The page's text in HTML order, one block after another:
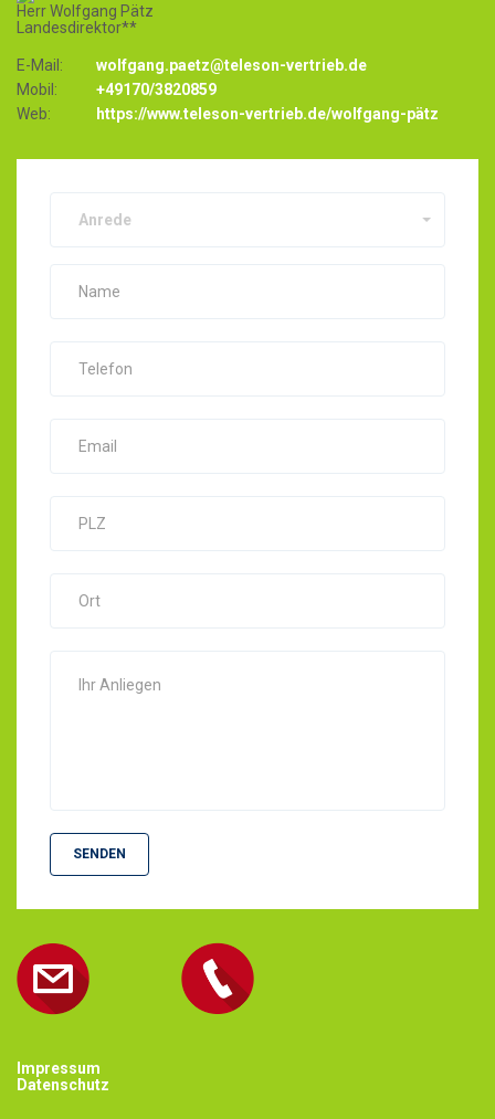
Herr Wolfgang Pätz
Landesdirektor**
E-Mail:
wolfgang.paetz@teleson-vertrieb.de
Mobil:
+49170/3820859
Web:
https://www.teleson-vertrieb.de/wolfgang-pätz
Anrede
SENDEN
Impressum
Datenschutz